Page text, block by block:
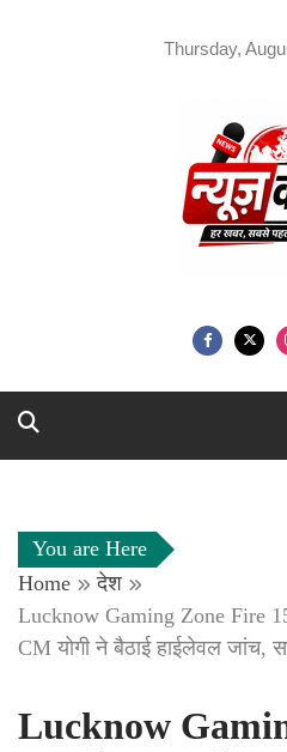
Thursday,
You are Here
Home
देश
Lucknow Gaming Zone Fire
CM योगी ने बैठाई हाईलेवल जांच,
Lucknow